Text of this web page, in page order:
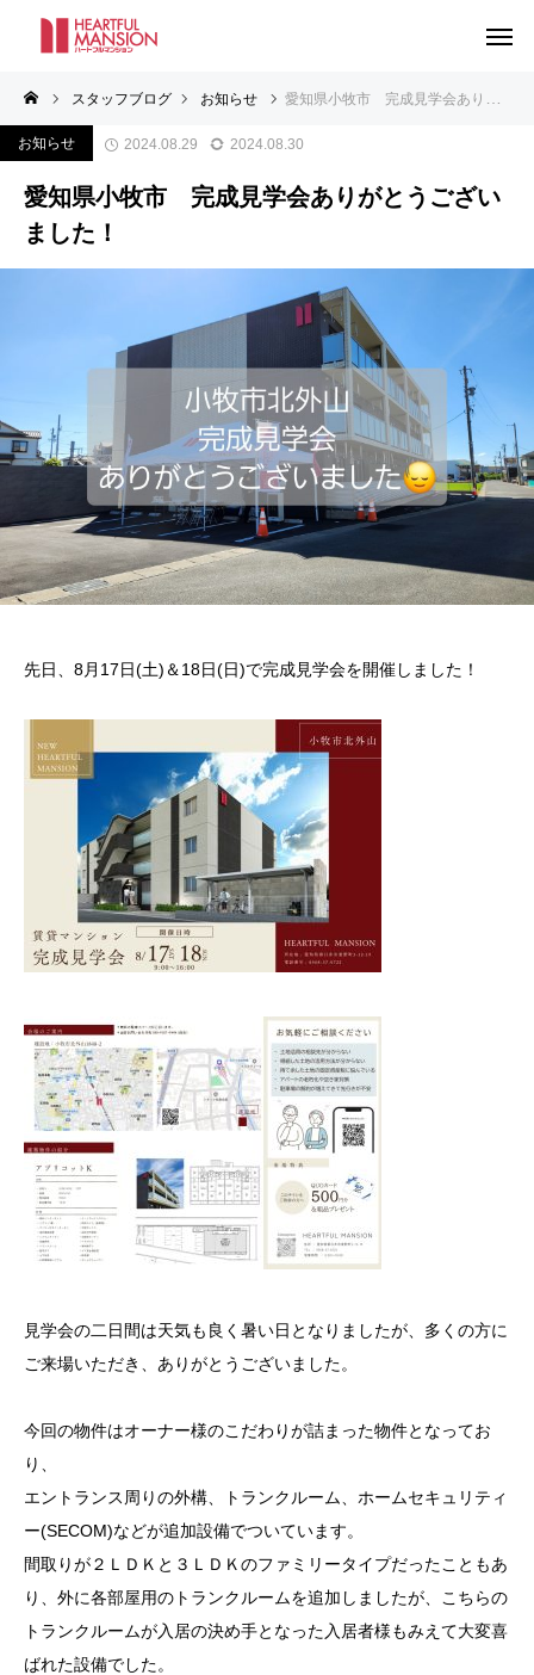
スタッフブログ お知らせ 愛知県小牧市 完成見学会ありがとうございました！
お知らせ 2024.08.29 2024.08.30
愛知県小牧市 完成見学会ありがとうござい
ました！
先日、8月17日(土)＆18日(日)で完成見学会を開催しました！
見学会の二日間は天気も良く暑い日となりましたが、多くの方に
ご来場いただき、ありがとうございました。
今回の物件はオーナー様のこだわりが詰まった物件となってお
り、
エントランス周りの外構、トランクルーム、ホームセキュリティ
ー(SECOM)などが追加設備でついています。
間取りが２ＬＤＫと３ＬＤＫのファミリータイプだったこともあ
り、外に各部屋用のトランクルームを追加しましたが、こちらの
トランクルームが入居の決め手となった入居者様もみえて大変喜
ばれた設備でした。